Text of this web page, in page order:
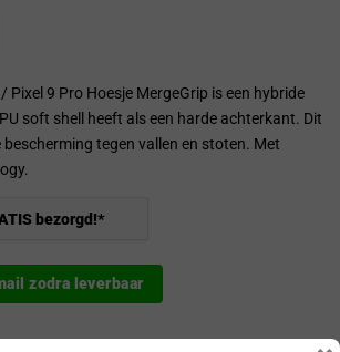
Pixel 9 Pro Hoesje MergeGrip is een hybride
soft shell heeft als een harde achterkant. Dit
tegen vallen en stoten. Met
bezorgd!*
zodra leverbaar